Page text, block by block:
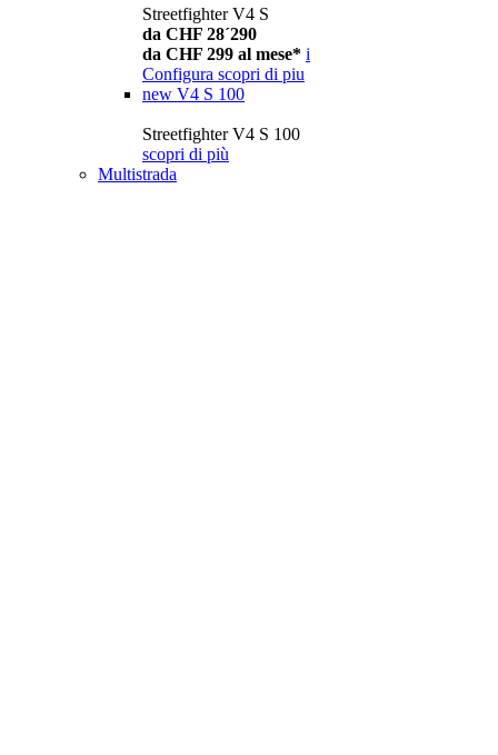
Streetfighter V4 S
da CHF 28´290
da CHF 299 al mese* i
Configura scopri di piu
new V4 S 100
Streetfighter V4 S 100
scopri di più
Multistrada